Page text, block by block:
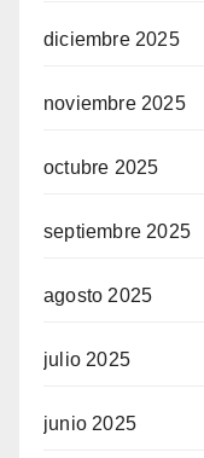
diciembre 2025
noviembre 2025
octubre 2025
septiembre 2025
agosto 2025
julio 2025
junio 2025